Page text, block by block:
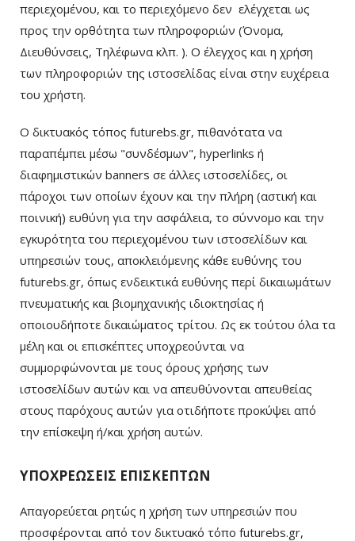
περιεχομένου, και το περιεχόμενο δεν ελέγχεται ως
προς την ορθότητα των πληροφοριών (Όνομα,
Διευθύνσεις, Τηλέφωνα κλπ. ). Ο έλεγχος και η χρήση
των πληροφοριών της ιστοσελίδας είναι στην ευχέρεια
του χρήστη.
Ο δικτυακός τόπος futurebs.gr, πιθανότατα να
παραπέμπει μέσω "συνδέσμων", hyperlinks ή
διαφημιστικών banners σε άλλες ιστοσελίδες, οι
πάροχοι των οποίων έχουν και την πλήρη (αστική και
ποινική) ευθύνη για την ασφάλεια, το σύννομο και την
εγκυρότητα του περιεχομένου των ιστοσελίδων και
υπηρεσιών τους, αποκλειόμενης κάθε ευθύνης του
futurebs.gr, όπως ενδεικτικά ευθύνης περί δικαιωμάτων
πνευματικής και βιομηχανικής ιδιοκτησίας ή
οποιουδήποτε δικαιώματος τρίτου. Ως εκ τούτου όλα τα
μέλη και οι επισκέπτες υποχρεούνται να
συμμορφώνονται με τους όρους χρήσης των
ιστοσελίδων αυτών και να απευθύνονται απευθείας
στους παρόχους αυτών για οτιδήποτε προκύψει από
την επίσκεψη ή/και χρήση αυτών.
ΥΠΟΧΡΕΩΣΕΙΣ ΕΠΙΣΚΕΠΤΩΝ
Απαγορεύεται ρητώς η χρήση των υπηρεσιών που
προσφέρονται από τον δικτυακό τόπο futurebs.gr,